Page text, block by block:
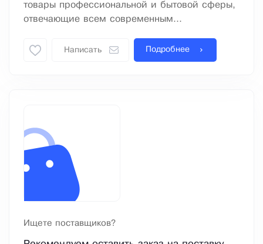
товары профессиональной и бытовой сферы,
отвечающие всем современным...
Написать Подробнее
Ищете поставщиков?